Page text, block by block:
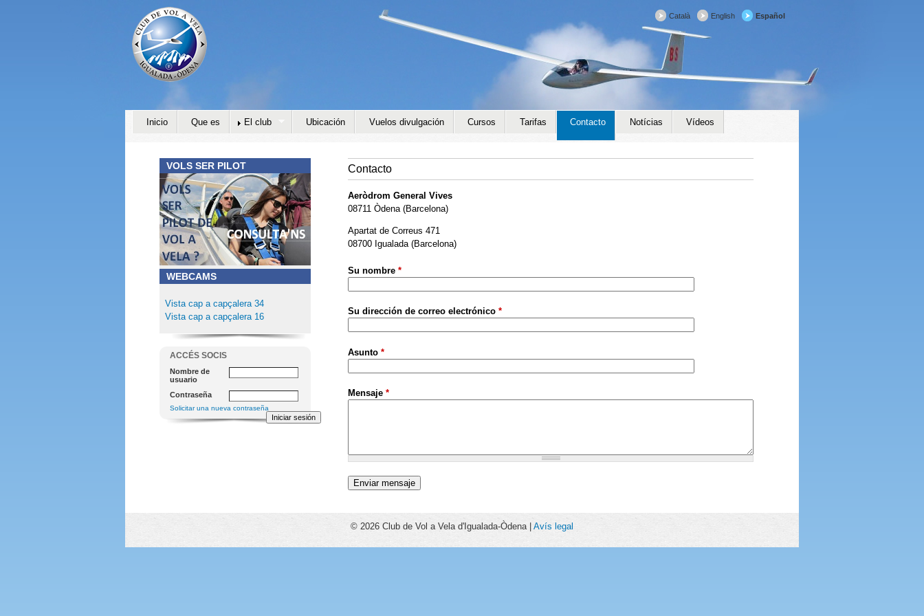
Català English Español
Contacto
Aeròdrom General Vives
08711 Òdena (Barcelona)
Apartat de Correus 471
08700 Igualada (Barcelona)
Su nombre *
Su dirección de correo electrónico *
Asunto *
Mensaje *
Inicio Que es El club Ubicación Vuelos divulgación Cursos Tarifas Contacto Notícias Vídeos
VOLS SER PILOT
WEBCAMS
Vista cap a capçalera 34
Vista cap a capçalera 16
ACCÉS SOCIS
Nombre de
usuario
Contraseña
Solicitar una nueva contraseña
© 2026 Club de Vol a Vela d'Igualada-Òdena | Avís legal